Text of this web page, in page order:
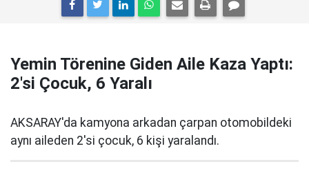
Yemin Törenine Giden Aile Kaza Yaptı:
2'si Çocuk, 6 Yaralı
AKSARAY'da kamyona arkadan çarpan otomobildeki
aynı aileden 2'si çocuk, 6 kişi yaralandı.